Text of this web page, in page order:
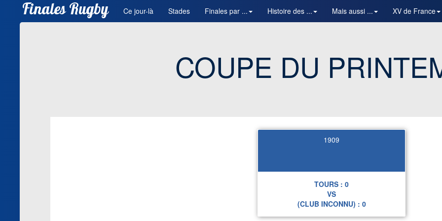
Finales Rugby Ce jour-là Stades Finales par ... Histoire des ... Mais aussi ... XV de France
COUPE DU
1909
TOURS : 0
VS
(CLUB INCONNU) : 0